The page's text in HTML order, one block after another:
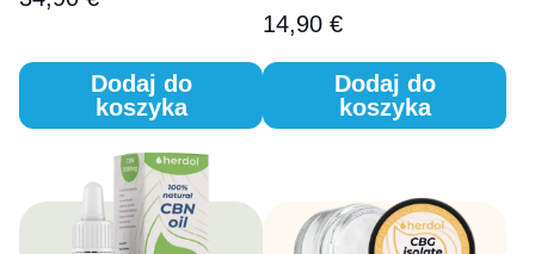
Dodaj do
koszyka
14,90 €
Dodaj do
koszyka